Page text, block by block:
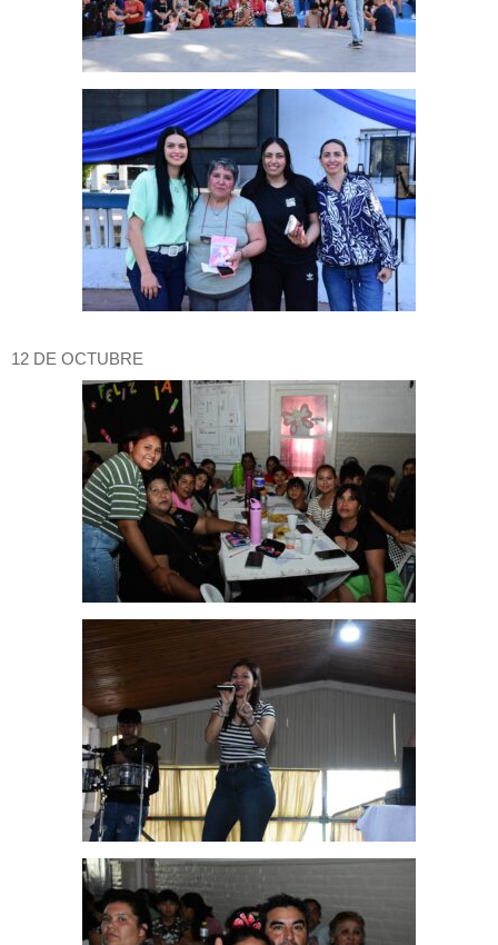
12 DE OCTUBRE